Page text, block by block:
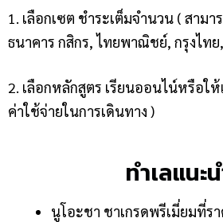
1. เลือกเซต ชำระเต็มจำนวน ( สาม
ธนาคาร กสิกร, ไทยพาณิชย์, กรุงไท
2. เลือกหลักสูตร เรียนออนไน์หรือให้
ค่าใช้จ่ายในการเดินทาง )
ทำเลแนะ
นูโอะชา ชาเกรดพรีเมี่ยมที่ร